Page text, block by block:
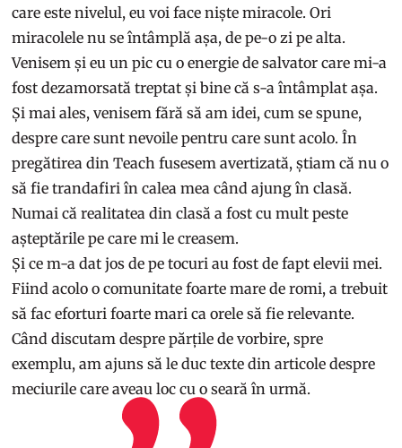
care este nivelul, eu voi face niște miracole. Ori
miracolele nu se întâmplă așa, de pe-o zi pe alta.
Venisem și eu un pic cu o energie de salvator care mi-a
fost dezamorsată treptat și bine că s-a întâmplat așa.
Și mai ales, venisem fără să am idei, cum se spune,
despre care sunt nevoile pentru care sunt acolo. În
pregătirea din Teach fusesem avertizată, știam că nu o
să fie trandafiri în calea mea când ajung în clasă.
Numai că realitatea din clasă a fost cu mult peste
așteptările pe care mi le creasem.
Și ce m-a dat jos de pe tocuri au fost de fapt elevii mei.
Fiind acolo o comunitate foarte mare de romi, a trebuit
să fac eforturi foarte mari ca orele să fie relevante.
Când discutam despre părțile de vorbire, spre
exemplu, am ajuns să le duc texte din articole despre
meciurile care aveau loc cu o seară în urmă.